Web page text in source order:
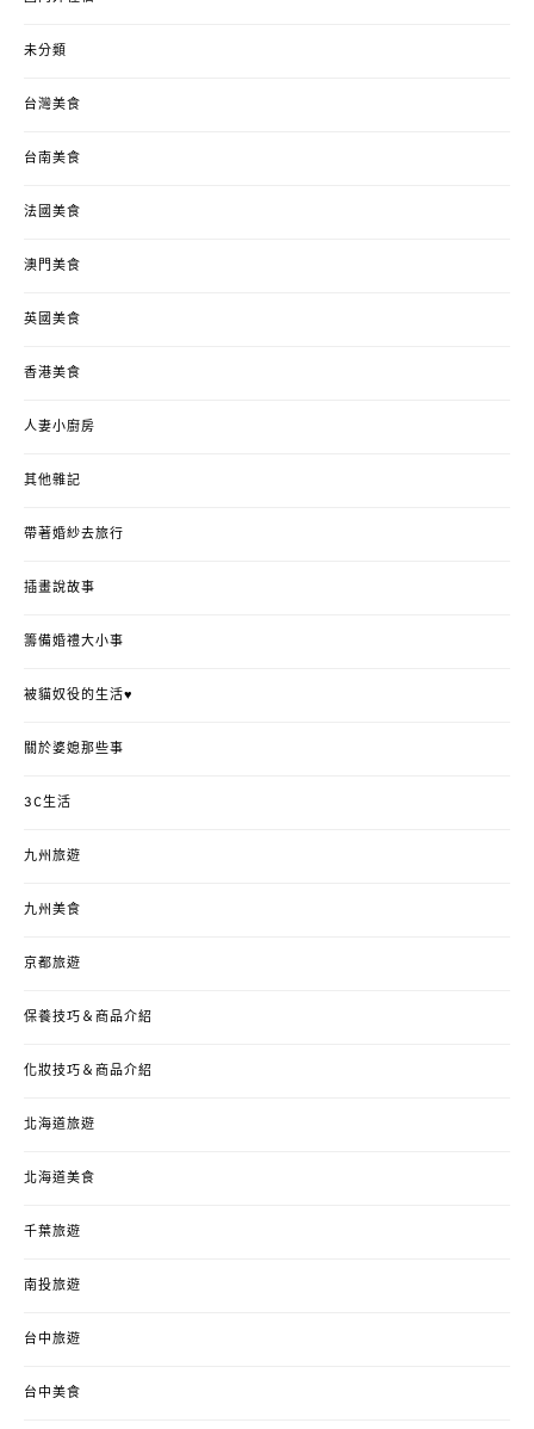
未分類
台灣美食
台南美食
法國美食
澳門美食
英國美食
香港美食
人妻小廚房
其他雜記
帶著婚紗去旅行
插畫說故事
籌備婚禮大小事
被貓奴役的生活♥
關於婆媳那些事
3C生活
九州旅遊
九州美食
京都旅遊
保養技巧＆商品介紹
化妝技巧＆商品介紹
北海道旅遊
北海道美食
千葉旅遊
南投旅遊
台中旅遊
台中美食